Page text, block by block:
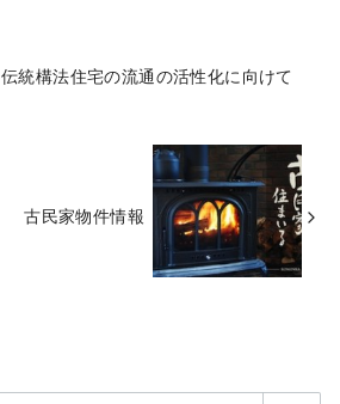
伝統構法住宅の流通の活性化に向けて
古民家物件情報